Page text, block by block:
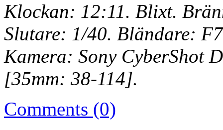
Klockan: 12:11. Blixt.
Slutare: 1/40. Bländare:
Kamera: Sony CyberShot
[35mm: 38-114].
Comments (0)